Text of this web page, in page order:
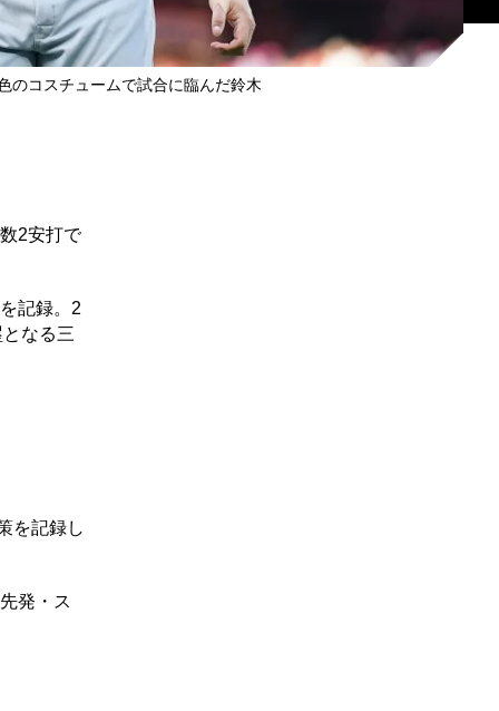
のコスチュームで試合に臨んだ鈴木
2安打で
記録。2
なる三
を記録し
発・ス